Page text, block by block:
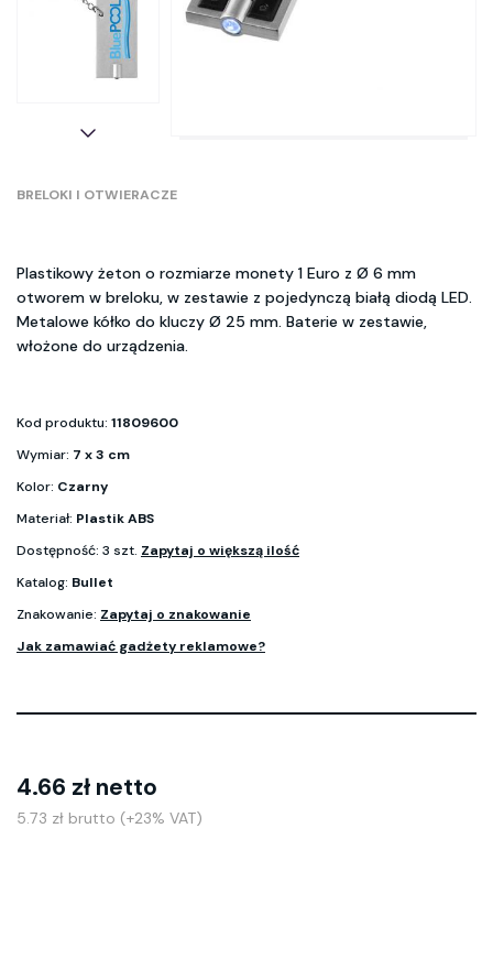
BRELOKI I OTWIERACZE
Plastikowy żeton o rozmiarze monety 1 Euro z Ø 6 mm
otworem w breloku, w zestawie z pojedynczą białą diodą LED.
Metalowe kółko do kluczy Ø 25 mm. Baterie w zestawie,
włożone do urządzenia.
Kod produktu: 11809600
Wymiar: 7 x 3 cm
Kolor: Czarny
Materiał: Plastik ABS
Dostępność: 3 szt. Zapytaj o większą ilość
Katalog: Bullet
Znakowanie: Zapytaj o znakowanie
Jak zamawiać gadżety reklamowe?
4.66 zł netto
5.73 zł brutto (+23% VAT)